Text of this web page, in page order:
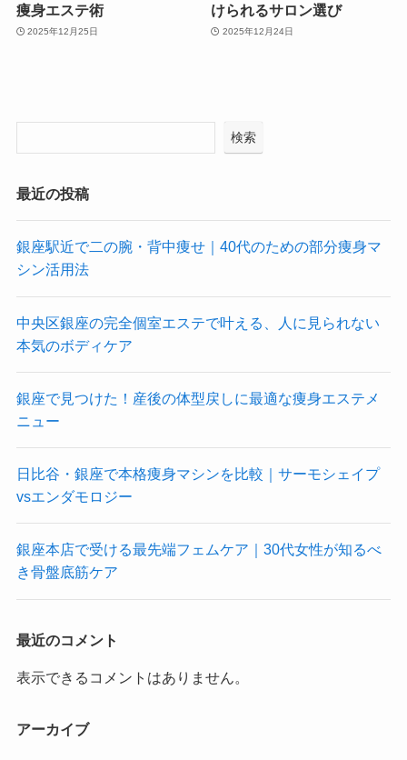
痩身エステ術
2025年12月25日
けられるサロン選び
2025年12月24日
検索
最近の投稿
銀座駅近で二の腕・背中痩せ｜40代のための部分痩身マ
シン活用法
中央区銀座の完全個室エステで叶える、人に見られない
本気のボディケア
銀座で見つけた！産後の体型戻しに最適な痩身エステメ
ニュー
日比谷・銀座で本格痩身マシンを比較｜サーモシェイプ
vsエンダモロジー
銀座本店で受ける最先端フェムケア｜30代女性が知るべ
き骨盤底筋ケア
最近のコメント
表示できるコメントはありません。
アーカイブ